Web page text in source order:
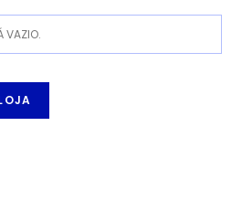
VAZIO.